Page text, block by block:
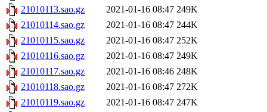
21010113.sao.gz
2021-01-16 08:47 249K
21010114.sao.gz
2021-01-16 08:47 244K
21010115.sao.gz
2021-01-16 08:47 252K
21010116.sao.gz
2021-01-16 08:47 249K
21010117.sao.gz
2021-01-16 08:46 248K
21010118.sao.gz
2021-01-16 08:47 272K
21010119.sao.gz
2021-01-16 08:47 247K